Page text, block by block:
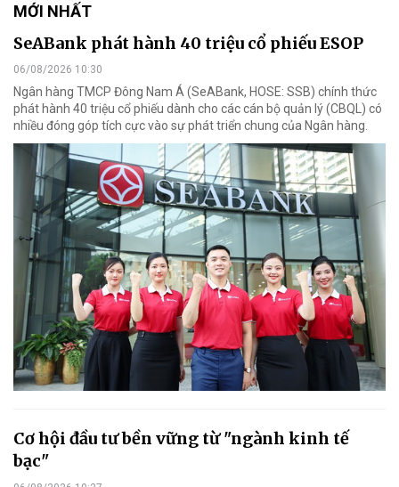
MỚI NHẤT
SeABank phát hành 40 triệu cổ phiếu ESOP
06/08/2026 10:30
Ngân hàng TMCP Đông Nam Á (SeABank, HOSE: SSB) chính thức
phát hành 40 triệu cổ phiếu dành cho các cán bộ quản lý (CBQL) có
nhiều đóng góp tích cực vào sự phát triển chung của Ngân hàng.
Cơ hội đầu tư bền vững từ "ngành kinh tế
bạc"